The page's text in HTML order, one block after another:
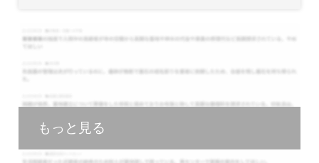
もっと見る